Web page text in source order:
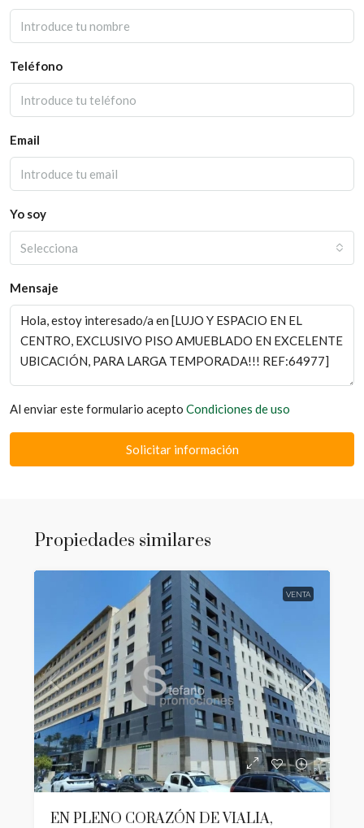
Teléfono
Email
Yo soy
Selecciona
Mensaje
Al enviar este formulario acepto Condiciones de uso
Solicitar información
Propiedades similares
VENTA
EN PLENO CORAZÓN DE VIALIA,